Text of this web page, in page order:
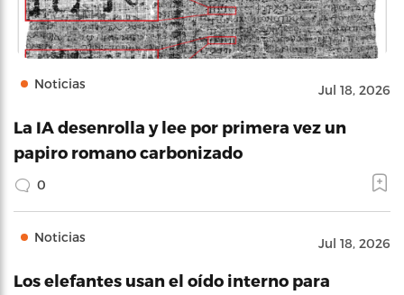
Noticias Jul 18, 2026
La IA desenrolla y lee por primera vez un
papiro romano carbonizado
0
Noticias Jul 18, 2026
Los elefantes usan el oído interno para